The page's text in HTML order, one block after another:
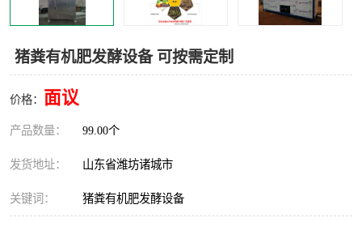
猪粪有机肥发酵设备 可按需定制
价格： 面议
产品数量： 99.00个
发货地址： 山东省潍坊诸城市
关键词： 猪粪有机肥发酵设备